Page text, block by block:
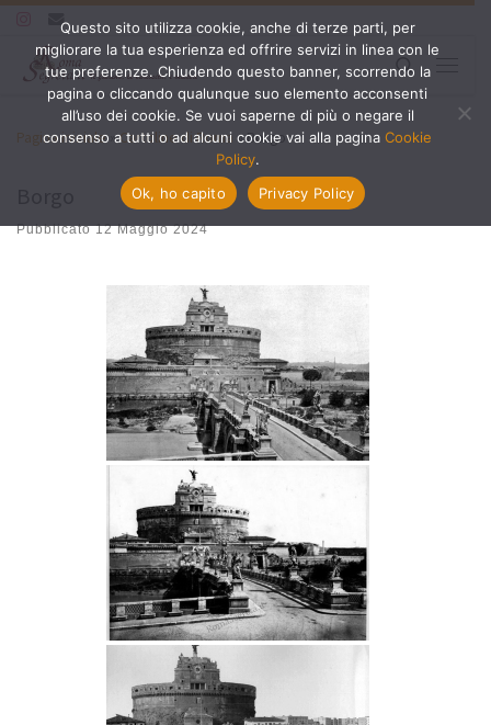
Passa al contenuto
Search
Pagina iniziale »Cartoline di Roma »Borgo
Pubblicato12 Maggio 2024
Questo sito utilizza cookie, anche di terze parti, per
migliorare la tua esperienza ed offrire servizi in linea con le
tue preferenze. Chiudendo questo banner, scorrendo la
pagina o cliccando qualunque suo elemento acconsenti
all’uso dei cookie. Se vuoi saperne di più o negare il
consenso a tutti o ad alcuni cookie vai alla pagina Cookie
Policy.
Ok, ho capito
Privacy Policy